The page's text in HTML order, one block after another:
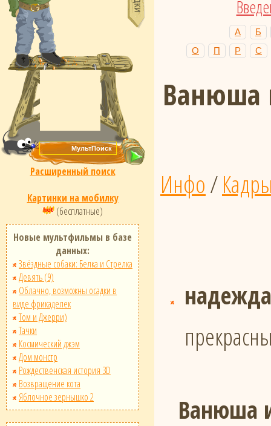
Расширенный поиск
Картинки на мобилку
(бесплатные)
Новые мультфильмы в базе
данных:
Звёздные собаки: Белка и Стрелка
Девять (9)
Облачно, возможны осадки в
виде фрикаделек
Том и Джерри)
Тачки
Космический джэм
Дом монстр
Рождественская история 3D
Возвращение кота
Яблочное зернышко 2
А
Б
О
П Р С
Ванюша
Инфо/
надежда
Ванюша